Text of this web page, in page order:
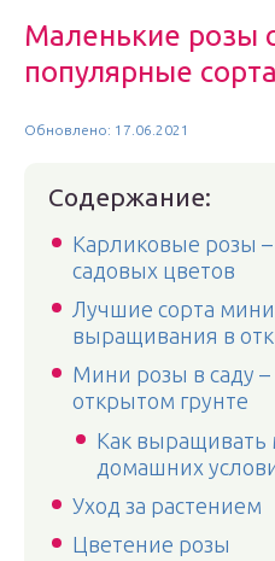
Маленькие розы
популярные сорта
Обновлено: 17.06.2021
Содержание:
Карликовые розы –
садовых цветов
Лучшие сорта
выращивания в
Мини розы в саду –
открытом грунте
Как выращивать
домашних
Уход за растением
Цветение розы